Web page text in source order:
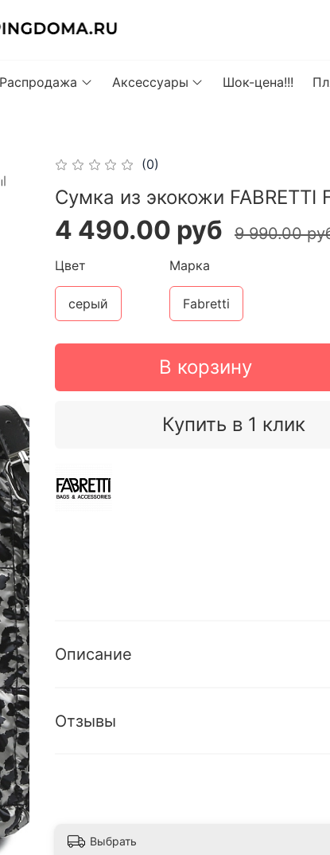
Распродажа Аксессуары Шок-цена!!!
(0)
Сумка из экокожи FABRETTI
4 490.00 руб 9 990.00
В корзину
Купить в 1 клик
Цвет
серый
Марка
Fabretti
Описание
Отзывы
Выбрать